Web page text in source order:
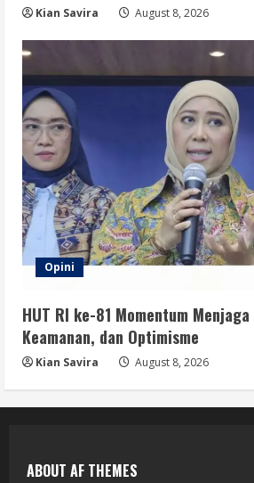
Kian Savira August 8, 2026
Opini
HUT RI ke-81 Momentum
Keamanan, dan Optimisme
Kian Savira August 8, 2026
ABOUT AF THEMES